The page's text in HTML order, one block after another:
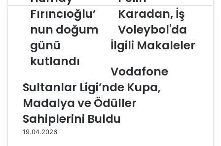
ü
m
a
F
ı
r
n
c
ı
o
ğ
Fırıncıoğlu’
nun doğum
günü
kutlandı
e
l
i
K
r
a
d
a
n
,
Karadan, İş
Voleybol'da
İlgili Makaleler
Vodafone
Sultanlar Ligi’nde Kupa,
Madalya ve Ödüller
Sahiplerini Buldu
19.04.2026